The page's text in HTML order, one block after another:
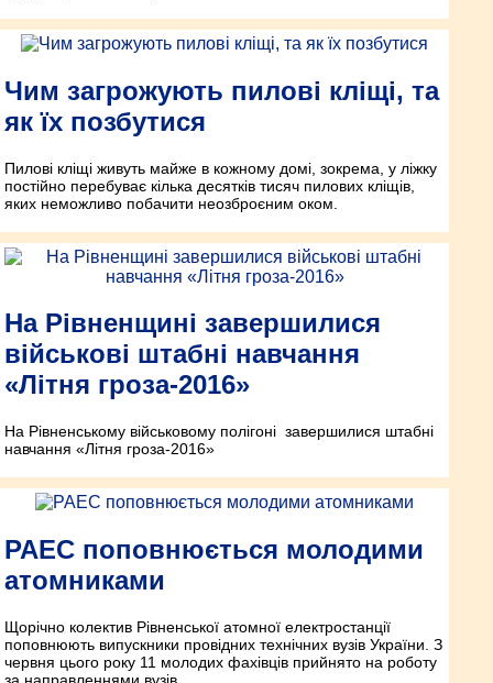
Чим загрожують пилові кліщі, та
як їх позбутися
Пилові кліщі живуть майже в кожному домі, зокрема, у ліжку
постійно перебуває кілька десятків тисяч пилових кліщів,
яких неможливо побачити неозброєним оком.
На Рівненщині завершилися
військові штабні навчання
«Літня гроза-2016»
На Рівненському військовому полігоні завершилися штабні
навчання «Літня гроза-2016»
РАЕС поповнюється молодими
атомниками
Щорічно колектив Рівненської атомної електростанції
поповнюють випускники провідних технічних вузів України. З
червня цього року 11 молодих фахівців прийнято на роботу